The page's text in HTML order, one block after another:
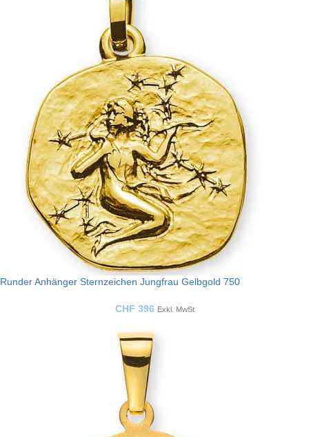
Runder Anhänger Sternzeichen Jungfrau Gelbgold 750
CHF 396 Exkl. MwSt